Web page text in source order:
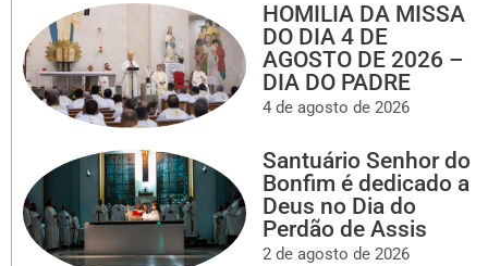
HOMILIA DA MISSA
DO DIA 4 DE
AGOSTO DE 2026 –
DIA DO PADRE
4 de agosto de 2026
Santuário Senhor do
Bonfim é dedicado a
Deus no Dia do
Perdão de Assis
2 de agosto de 2026